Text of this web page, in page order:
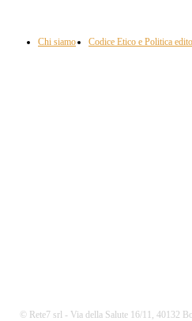
Chi siamo Codice Etico e Politica
© Rete7 srl - Via della Salute 16/11, 40132